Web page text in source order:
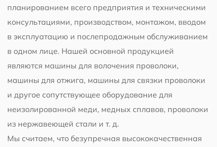
планированием всего предприятия и техническими
консультациями, производством, монтажом, вводом
в эксплуатацию и послепродажным обслуживанием
в одном лице. Нашей основной продукцией
являются машины для волочения проволоки,
машины для отжига, машины для связки проволоки
и другое сопутствующее оборудование для
неизолированной меди, медных сплавов, проволоки
из нержавеющей стали и т. д.
Мы считаем, что безупречная высококачественная